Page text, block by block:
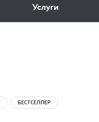
Услуги
БЕСТСЕЛЛЕР